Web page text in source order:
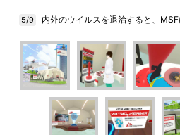
5/9 内外のウイルスを退治すると、